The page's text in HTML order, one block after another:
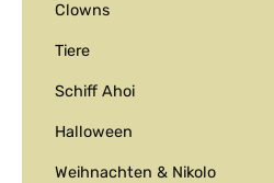
Clowns
Tiere
Schiff Ahoi
Halloween
Weihnachten & Nikolo